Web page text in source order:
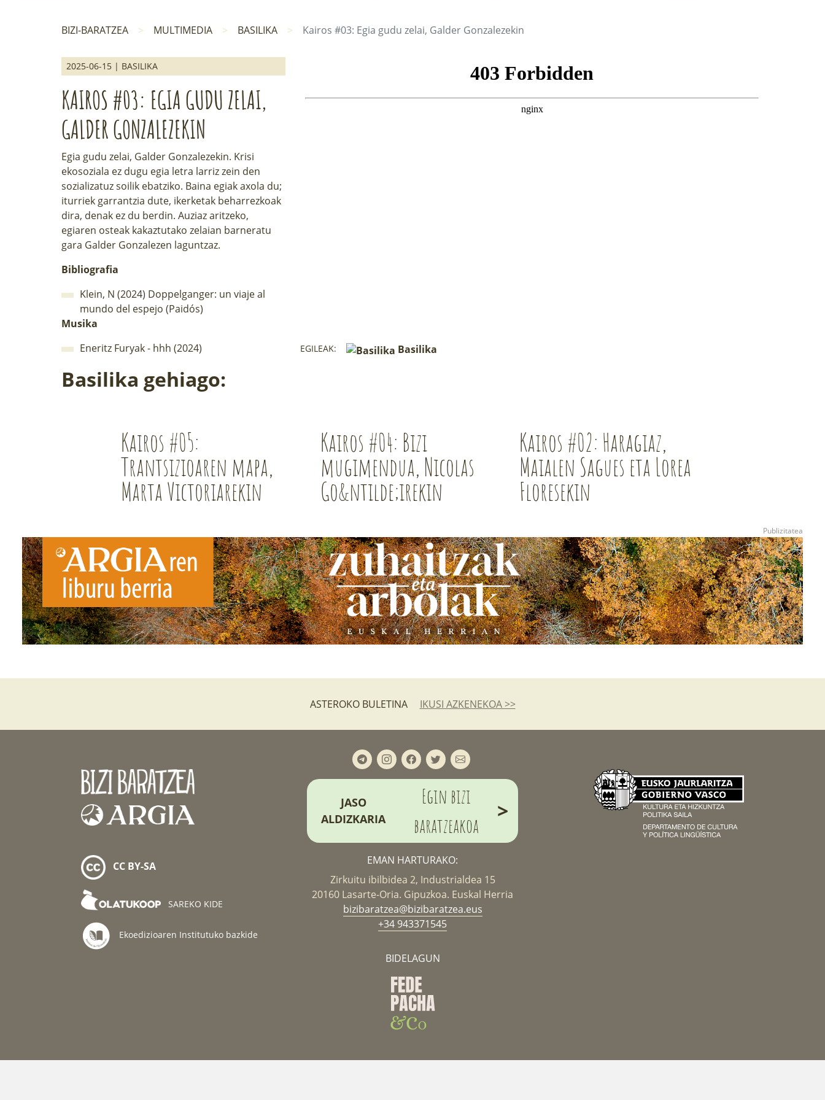
BIZI-BARATZEA MULTIMEDIA BASILIKA Kairos #03: Egia gudu zelai, Galder Gonzalezekin
2025-06-15 | BASILIKA
KAIROS #03: EGIA GUDU ZELAI,
GALDER GONZALEZEKIN
Egia gudu zelai, Galder Gonzalezekin. Krisi
ekosoziala ez dugu egia letra larriz zein den
sozializatuz soilik ebatziko. Baina egiak axola du;
iturriek garrantzia dute, ikerketak beharrezkoak
dira, denak ez du berdin. Auziaz aritzeko,
egiaren osteak kakaztutako zelaian barneratu
gara Galder Gonzalezen laguntzaz.
Bibliografia
Klein, N (2024) Doppelganger: un viaje al
mundo del espejo (Paidós)
Musika
Eneritz Furyak - hhh (2024)
EGILEAK: Basilika
Basilika gehiago:
Kairos #05:
Trantsizioaren mapa,
Marta Victoriarekin
Kairos #04: Bizi
mugimendua, Nicolas
Go&ntilde;irekin
Kairos #02: Haragiaz,
Maialen Sagues eta Lorea
Floresekin
ASTEROKO BULETINA IKUSI AZKENEKOA >>
CC BY-SA
SAREKO KIDE
Ekoedizioaren Institutuko bazkide
JASO
ALDIZKARIA
Egin bizi
baratzeakoa
>
EMAN HARTURAKO:
Zirkuitu ibilbidea 2, Industrialdea 15
20160 Lasarte-Oria. Gipuzkoa. Euskal Herria
bizibaratzea@bizibaratzea.eus
+34 943371545
BIDELAGUN